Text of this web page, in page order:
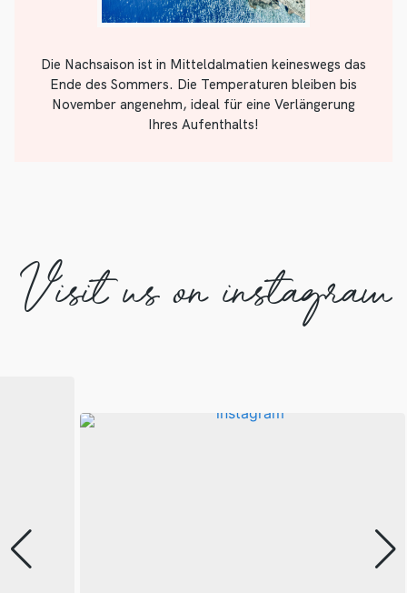
Die Nachsaison ist in Mitteldalmatien keineswegs das
Ende des Sommers. Die Temperaturen bleiben bis
November angenehm, ideal für eine Verlängerung
Ihres Aufenthalts!
Visit us on instagram